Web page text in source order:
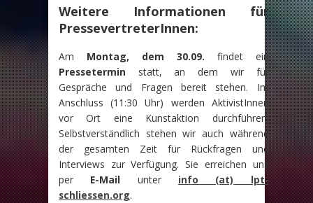
Weitere Informationen für
PressevertreterInnen:
Am Montag, dem 30.09. findet ein
Pressetermin statt, an dem wir für
Gespräche und Fragen bereit stehen. Im
Anschluss (11:30 Uhr) werden AktivistInnen
vor Ort eine Kunstaktion durchführen.
Selbstverständlich stehen wir auch während
der gesamten Zeit für Rückfragen und
Interviews zur Verfügung. Sie erreichen uns
per E-Mail unter info (at) lpt-
schliessen.org.